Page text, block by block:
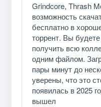
Grindcore, Thrash
возможность
бесплатно в
торрент. Вы
получить всю
одним файлом.
пары минут до
уверены, что это
появилась в 2025
вышел